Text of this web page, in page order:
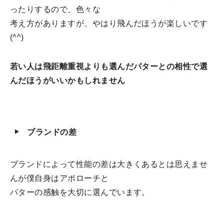
ったりするので、色々な
考え方がありますが、やはり飛んだほうが楽しいです
(^^)
若い人は飛距離重視よりも選んだパターとの相性で選
んだほうがいいかもしれません
ブランドの差
ブランドによって性能の差は大きくあるとは思えませ
んが僕自身はアポローチと
パターの感触を大切に選んでいます。